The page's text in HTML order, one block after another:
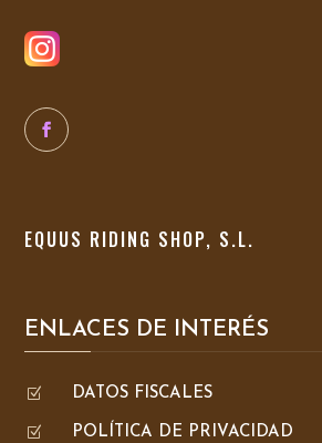
EQUUS RIDING SHOP, S.L.
ENLACES DE INTERÉS
Z DATOS FISCALES
Z POLÍTICA DE PRIVACIDAD